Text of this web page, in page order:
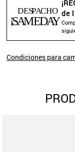
de
Condiciones para